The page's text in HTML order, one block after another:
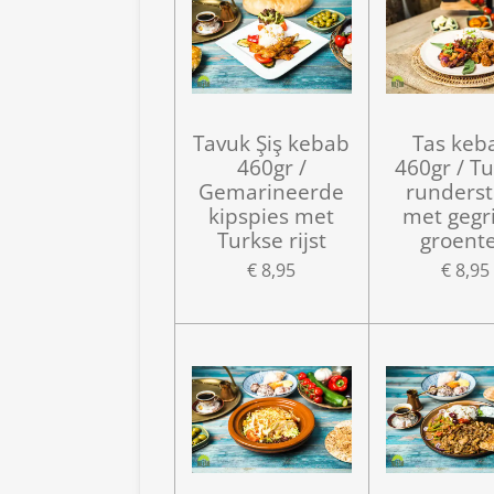
Tavuk Şiş kebab
460gr /
Gemarineerde
kipspies met
Turkse rijst
€ 8,95
Tas
460gr /
met
€ 8,95